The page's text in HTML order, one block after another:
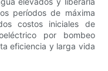
períodos de máxima
costos iniciales de
por bombeo
eficiencia y larga vida